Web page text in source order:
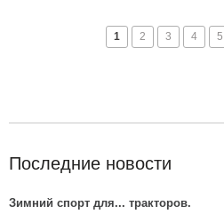
1 2 3 4 5
Последние новости
Зимний спорт для... тракторов.